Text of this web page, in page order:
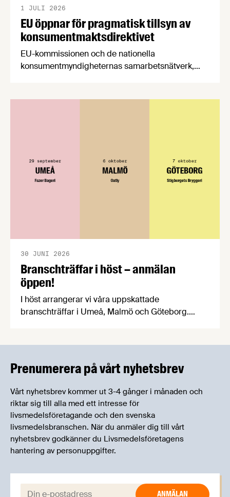
EU öppnar för pragmatisk tillsyn av
konsumentmaktsdirektivet
1 JULI 2026
EU-kommissionen och de nationella
konsumentmyndigheternas samarbetsnätverk,
konsumentmaktsdirektivet. Livsmedelsföretagen
Branschträffar i höst – anmälan
öppen!
30 JUNI 2026
I höst arrangerar vi våra uppskattade
branschträffar i Umeå, Malmö och Göteborg.
kan träffa branschkollegor och utbyta
Prenumerera på vårt nyhetsbrev
Vårt nyhetsbrev kommer ut 3-4 gånger i månaden och
riktar sig till alla med ett intresse för
livsmedelsföretagande och den svenska
livsmedelsbranschen. När du anmäler dig till vårt
nyhetsbrev godkänner du Livsmedelsföretagens
hantering av personuppgifter.
E-post: